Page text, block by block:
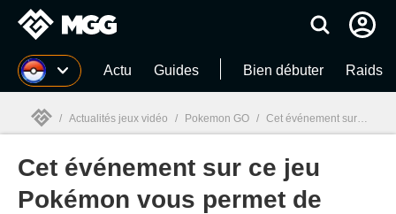
MGG Actu Guides Bien débuter Raids
MGG
/ Actualités jeux vidéo / Pokemon GO / Cet événement sur ce jeu Pokémon vous permet de récupérer des créatures rares très facilement
Cet événement sur ce jeu
Pokémon vous permet de